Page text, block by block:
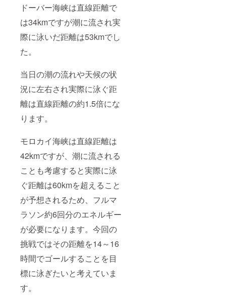
ドーバー海峡は直線距離で
は34kmですが潮に流され実
際に泳いだ距離は53kmでし
た。
当日の潮の流れや天候の状
況に左右され実際に泳ぐ距
離は直線距離の約1.5倍にな
ります。
モロカイ海峡は直線距離は
42kmですが、潮に流される
ことも考慮すると実際に泳
ぐ距離は60kmを超えること
が予想されるため、フルマ
ラソン約6回分のエネルギー
が必要になります。今回の
挑戦ではその距離を14～16
時間でゴールすることを目
標に泳ぎたいと考えていま
す。